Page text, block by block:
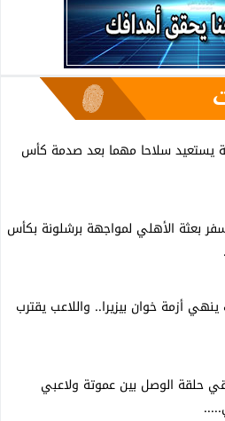
يستعيد سلاحا مهما بعد صدمة كأس
بعثة الأهلي لمواجهة برشلونة بكأس
ينهي أزمة خوان بيزيرا.. واللاعب يقترب
حلقة الوصل بين عموتة ولاعبي